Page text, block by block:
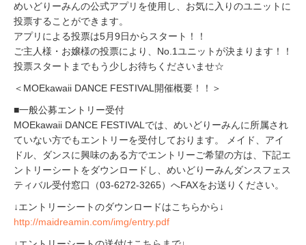
めいどりーみんの公式アプリを使用し、お気に入りのユニットに
投票することができます。
アプリによる投票は5月9日からスタート！！
ご主人様・お嬢様の投票により、No.1ユニットが決まります！！
投票スタートまでもう少しお待ちくださいませ☆
＜MOEkawaii DANCE FESTIVAL開催概要！！＞
■一般公募エントリー受付
MOEkawaii DANCE FESTIVALでは、めいどりーみんに所属され
ていない方でもエントリーを受付しております。 メイド、アイ
ドル、ダンスに興味のある方でエントリーご希望の方は、下記エ
ントリーシートをダウンロードし、めいどりーみんダンスフェス
ティバル受付窓口（03-6272-3265）へFAXをお送りください。
↓エントリーシートのダウンロードはこちらから↓
http://maidreamin.com/img/entry.pdf